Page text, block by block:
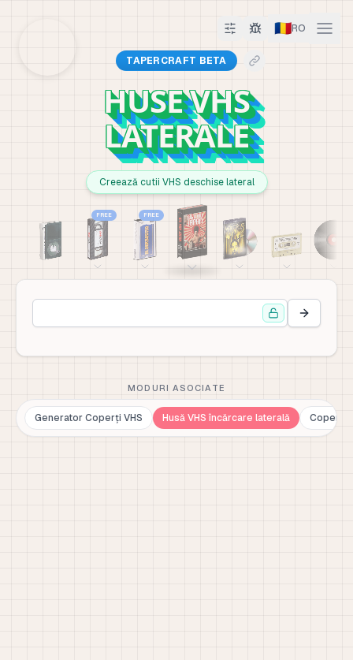
🇷🇴RO
TAPERCRAFT BETA
HUSE VHS
LATERALE
Creează cutii VHS deschise lateral
FREE FREE
MODURI ASOCIATE
Generator Coperți VHS Husă VHS încărcare laterală Copertă